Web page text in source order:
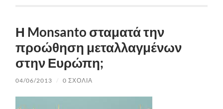
Η Monsanto σταματά την
προώθηση μεταλλαγμένων
στην Ευρώπη;
04/06/2013 / 0 ΣΧΌΛΙΑ